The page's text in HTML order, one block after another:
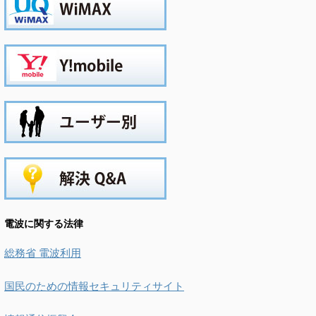
電波に関する法律
総務省 電波利用
国民のための情報セキュリティサイト